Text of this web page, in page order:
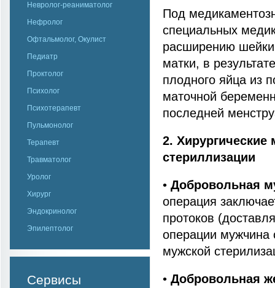
Невролог-реаниматолог
Нефролог
Офтальмолог, Окулист
Педиатр
Проктолог
Психолог
Психотерапевт
Пульмонолог
Терапевт
Травматолог
Уролог
Хирург
Эндокринолог
Эпилептолог
Сервисы
Под
специальных
расширению шейки
матки, в
плодного яйца из
маточной
последней
2.
стериллизации
• Добровольная
операция
протоков
операции мужчина
мужской
• Добровольная